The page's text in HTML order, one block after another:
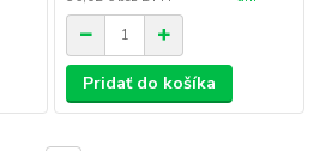
Pridať do košíka